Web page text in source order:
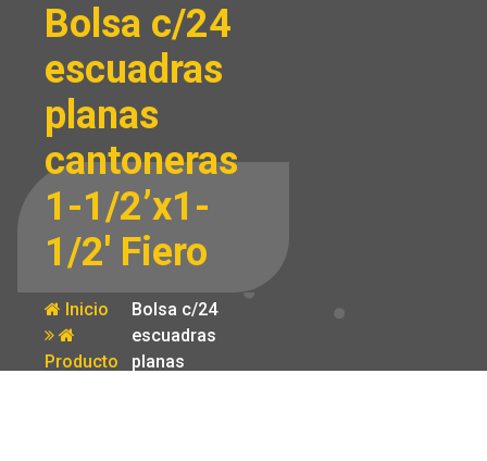
Bolsa c/24
escuadras
planas
cantoneras
1-1/2’x1-
1/2′ Fiero
Inicio
Producto
Bolsa c/24
escuadras
planas